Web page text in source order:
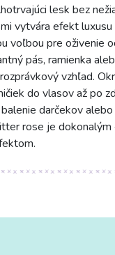
lesk bez
vytvára efekt
pre oživenie
pás, ramienka
vzhľad.
do vlasov až po
darčekov
rose je